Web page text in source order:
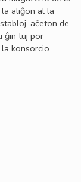
aliĝon al la
aĉeton de
ĝin tuj por
konsorcio.